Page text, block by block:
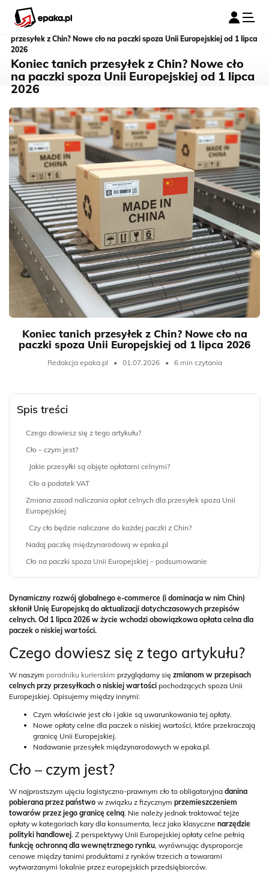
Tani kurier
przesyłek z Chin? Nowe cło na paczki spoza Unii Europejskiej od 1 lipca
2026
Koniec tanich przesyłek z Chin? Nowe cło
na paczki spoza Unii Europejskiej od 1 lipca
2026
Koniec tanich przesyłek z Chin? Nowe cło na
paczki spoza Unii Europejskiej od 1 lipca 2026
Redakcja epaka.pl • 01.07.2026 • 6 min czytania
Spis treści
Czego dowiesz się z tego artykułu?
Cło – czym jest?
Jakie przesyłki są objęte opłatami celnymi?
Cło a podatek VAT
Zmiana zasad naliczania opłat celnych dla przesyłek spoza Unii
Europejskiej
Czy cło będzie naliczane do każdej paczki z Chin?
Nadaj paczkę międzynarodową w epaka.pl
Cło na paczki spoza Unii Europejskiej – podsumowanie
Dynamiczny rozwój globalnego e-commerce (i dominacja w nim Chin)
skłonił Unię Europejską do aktualizacji dotychczasowych przepisów
celnych. Od 1 lipca 2026 w życie wchodzi obowiązkowa opłata celna dla
paczek o niskiej wartości.
Czego dowiesz się z tego artykułu?
W naszym poradniku kurierskim przyglądamy się zmianom w przepisach
celnych przy przesyłkach o niskiej wartości pochodzących spoza Unii
Europejskiej. Opisujemy między innymi:
Czym właściwie jest cło i jakie są uwarunkowania tej opłaty.
Nowe opłaty celne dla paczek o niskiej wartości, które przekraczają
granicę Unii Europejskiej.
Nadawanie przesyłek międzynarodowych w epaka.pl.
Cło – czym jest?
W najprostszym ujęciu logistyczno-prawnym cło to obligatoryjna danina
pobierana przez państwo w związku z fizycznym przemieszczeniem
towarów przez jego granicę celną. Nie należy jednak traktować tejże
opłaty w kategoriach kary dla konsumenta, lecz jako klasyczne narzędzie
polityki handlowej. Z perspektywy Unii Europejskiej opłaty celne pełnią
funkcję ochronną dla wewnętrznego rynku, wyrównując dysproporcje
cenowe między tanimi produktami z rynków trzecich a towarami
wytwarzanymi lokalnie przez europejskich przedsiębiorców.